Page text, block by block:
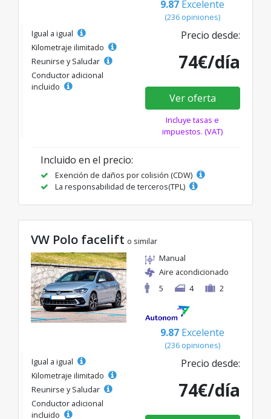
9.87 Excelente
(236 opiniones)
Igual a igual
Kilometraje ilimitado
Reunirse y Saludar
Conductor adicional
incluido
Precio desde:
74€/día
Ver oferta
Incluye tasas e
impuestos. (VAT)
Incluido en el precio:
Exención de daños por colisión (CDW)
La responsabilidad de terceros(TPL)
VW Polo facelift o similar
Manual
Aire acondicionado
5
4 2
9.87 Excelente
(236 opiniones)
Igual a igual
Kilometraje ilimitado
Reunirse y Saludar
Conductor adicional
incluido
Precio desde:
74€/día